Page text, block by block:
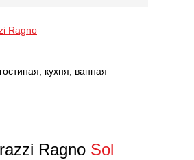
Ragno
гостиная, кухня, ванная
Ragno Sol